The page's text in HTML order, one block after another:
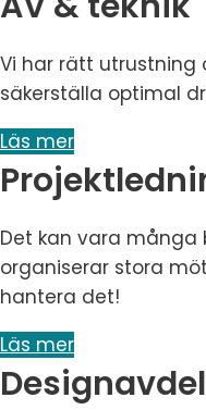
Vi har rätt utrustning
säkerställa optimal
Läs mer
Det kan vara många
organiserar stora
hantera det!
Läs mer